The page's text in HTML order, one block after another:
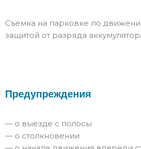
Съемка на парковке по
защитой от разряда
Предупреждения
— о выезде с полосы
— о столкновении